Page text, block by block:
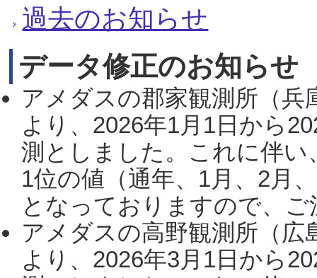
過去のお知らせ
データ修正のお知らせ
アメダスの郡家観測所（
より、2026年1月1日から
測としました。これに伴い
1位の値（通年、1月、2月
となっておりますので、
アメダスの高野観測所（
より、2026年3月1日から